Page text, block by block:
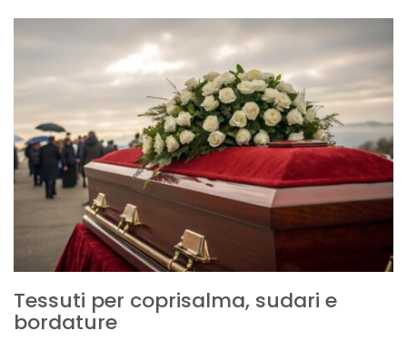
Tessuti per coprisalma, sudari e
bordature